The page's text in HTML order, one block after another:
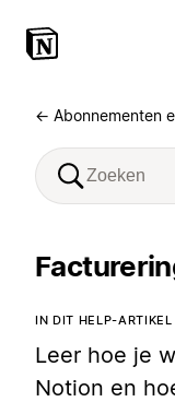
← Abonnementen
IN DIT HELP-ARTIKEL
Leer hoe je
Notion en